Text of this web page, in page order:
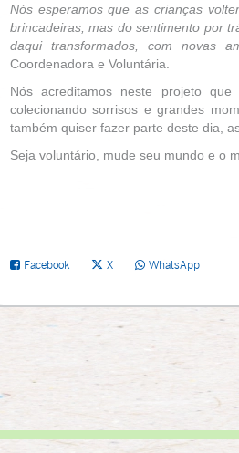
Nós esperamos que as crianças
brincadeiras, mas do sentimento por
daqui transformados, com novas
Coordenadora e Voluntária.
Nós acreditamos neste projeto
colecionando sorrisos e grandes
também quiser fazer parte deste dia,
Seja voluntário, mude seu mundo e o
Facebook X WhatsApp